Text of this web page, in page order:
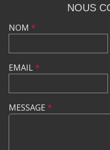
NOUS
NOM *
EMAIL*
MESSAGE *